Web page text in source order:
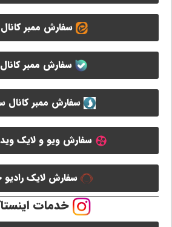
سفارش ممبر کانال
سفارش ممبر
سفارش ممبر
سفارش ویو و لایک
سفارش لایک رادیو
خدمات